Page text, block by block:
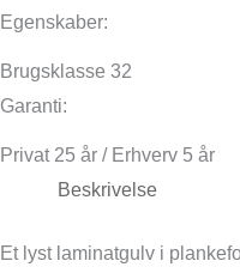
Egenskaber:
Brugsklasse 32
Garanti:
Privat 25 år / Erhverv 5 år
Beskrivelse
Et lyst laminatgulv i